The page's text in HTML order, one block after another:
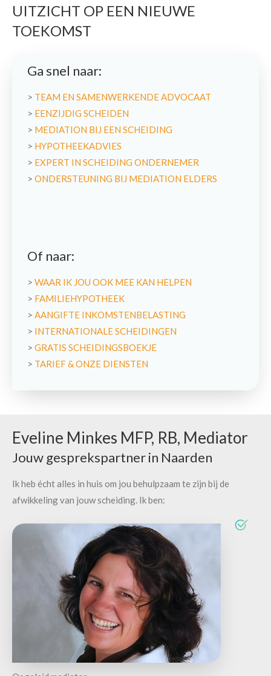
UITZICHT OP EEN NIEUWE
TOEKOMST
Ga snel naar:
> TEAM EN SAMENWERKENDE ADVOCAAT
> EENZIJDIG SCHEIDEN
> MEDIATION BIJ EEN SCHEIDING
> HYPOTHEEKADVIES
> EXPERT IN SCHEIDING ONDERNEMER
> ONDERSTEUNING BIJ MEDIATION ELDERS
Of naar:
> WAAR IK JOU OOK MEE KAN HELPEN
> FAMILIEHYPOTHEEK
> AANGIFTE INKOMSTENBELASTING
> INTERNATIONALE SCHEIDINGEN
> GRATIS SCHEIDINGSBOEKJE
> TARIEF & ONZE DIENSTEN
Eveline Minkes MFP, RB, Mediator
Jouw gesprekspartner in Naarden
Ik heb écht alles in huis om jou behulpzaam te zijn bij de
afwikkeling van jouw scheiding. Ik ben: